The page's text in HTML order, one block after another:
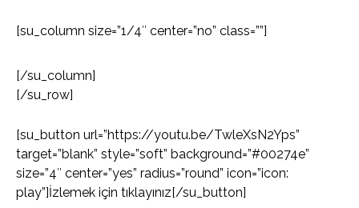
[su_column size=”1/4″ center=”no” class=””]
[/su_column]
[/su_row]
[su_button url=”https://youtu.be/TwleXsN2Yps”
target=”blank” style=”soft” background=”#00274e”
size=”4″ center=”yes” radius=”round” icon=”icon:
play”]İzlemek için tıklayınız[/su_button]